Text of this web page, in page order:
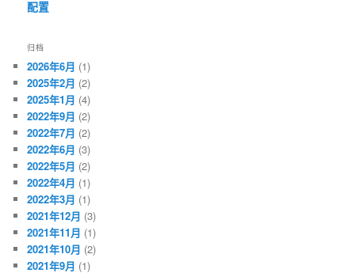
配置
归档
2026年6月 (1)
2025年2月 (2)
2025年1月 (4)
2022年9月 (2)
2022年7月 (2)
2022年6月 (3)
2022年5月 (2)
2022年4月 (1)
2022年3月 (1)
2021年12月 (3)
2021年11月 (1)
2021年10月 (2)
2021年9月 (1)